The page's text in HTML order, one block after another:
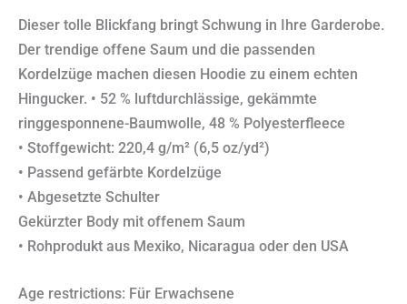
Dieser tolle Blickfang bringt Schwung in Ihre Garderobe.
Der trendige offene Saum und die passenden
Kordelzüge machen diesen Hoodie zu einem echten
Hingucker. • 52 % luftdurchlässige, gekämmte
ringgesponnene-Baumwolle, 48 % Polyesterfleece
• Stoffgewicht: 220,4 g/m² (6,5 oz/yd²)
• Passend gefärbte Kordelzüge
• Abgesetzte Schulter
Gekürzter Body mit offenem Saum
• Rohprodukt aus Mexiko, Nicaragua oder den USA
Age restrictions: Für Erwachsene